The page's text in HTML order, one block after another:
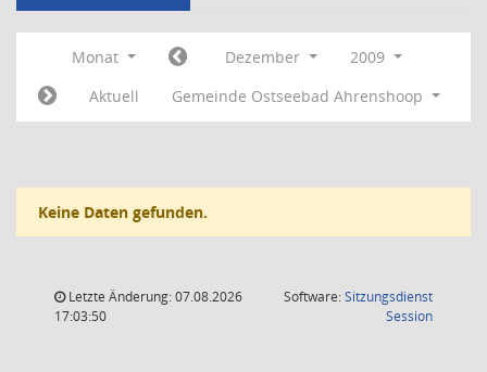
Monat Dezember
2009
Aktuell
Gemeinde Ostseebad Ahrenshoop
Keine Daten gefunden.
Letzte Änderung: 07.08.2026
17:03:50
Software:Sitzungsdienst
Session(Wird in